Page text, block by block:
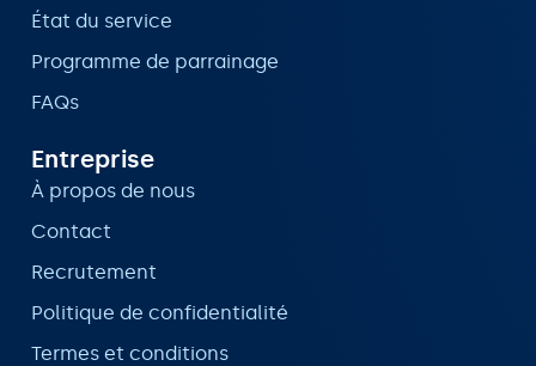
État du service
Programme de parrainage
FAQs
Entreprise
À propos de nous
Contact
Recrutement
Politique de confidentialité
Termes et conditions